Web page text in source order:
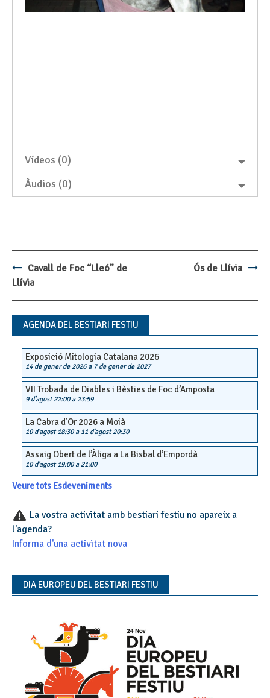
Vídeos (0)
Àudios (0)
Post
navigation
Cavall de Foc “Lleó” de
Llívia
Ós de Llívia
AGENDA DEL BESTIARI FESTIU
Exposició Mitologia Catalana 2026
14 de gener de 2026a 7 de gener de 2027
VII Trobada de Diables i Bèsties de Foc d’Amposta
9 d'agost 22:00a 23:59
La Cabra d’Or 2026 a Moià
10 d'agost 18:30a 11 d'agost 20:30
Assaig Obert de l’Àliga a La Bisbal d’Empordà
10 d'agost 19:00a 21:00
Veure tots Esdeveniments
La vostra activitat amb bestiari festiu no apareix a
l'agenda?
Informa d'una activitat nova
DIA EUROPEU DEL BESTIARI FESTIU